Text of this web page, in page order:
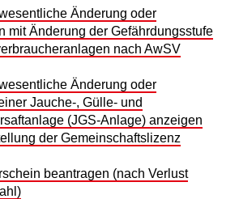
Änderung oder
mit Änderung der Gefährdungsstufe
nach AwSV
Änderung oder
Jauche-, Gülle- und
(JGS-Anlage) anzeigen
der Gemeinschaftslizenz
beantragen (nach Verlust